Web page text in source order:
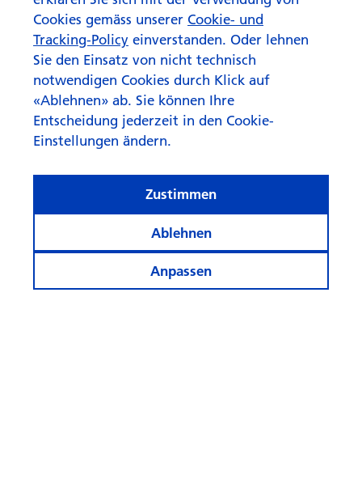
Cookies gemäss unserer Cookie- und
Tracking-Policy einverstanden. Oder lehnen
Sie den Einsatz von nicht technisch
notwendigen Cookies durch Klick auf
«Ablehnen» ab. Sie können Ihre
Entscheidung jederzeit in den Cookie-
Einstellungen ändern.
Anpassen
Ablehnen
Zustimmen